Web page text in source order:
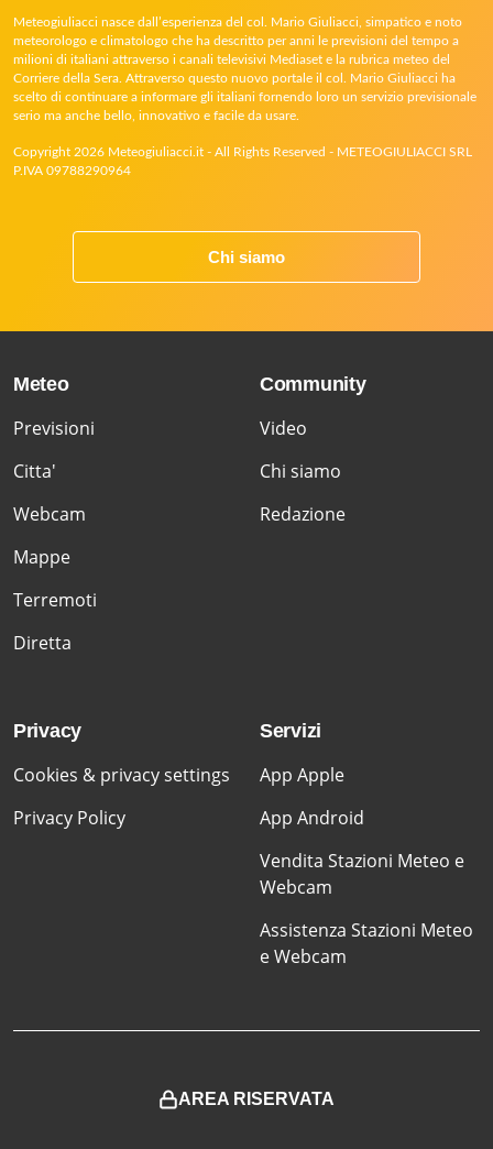
Meteogiuliacci nasce dall’esperienza del col. Mario Giuliacci, simpatico e noto
meteorologo e climatologo che ha descritto per anni le previsioni del tempo a
milioni di italiani attraverso i canali televisivi Mediaset e la rubrica meteo del
Corriere della Sera. Attraverso questo nuovo portale il col. Mario Giuliacci ha
scelto di continuare a informare gli italiani fornendo loro un servizio previsionale
serio ma anche bello, innovativo e facile da usare.
Copyright 2026 Meteogiuliacci.it - All Rights Reserved - METEOGIULIACCI SRL
P.IVA 09788290964
Chi siamo
Meteo
Previsioni
Citta'
Webcam
Mappe
Terremoti
Diretta
Community
Video
Chi siamo
Redazione
Privacy
Cookies & privacy settings
Privacy Policy
Servizi
App Apple
App Android
Vendita Stazioni Meteo e
Webcam
Assistenza Stazioni Meteo
e Webcam
AREA RISERVATA